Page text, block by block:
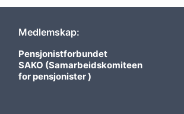
Medlemskap:
Pensjonistforbundet
SAKO (Samarbeidskomiteen
for pensjonister )